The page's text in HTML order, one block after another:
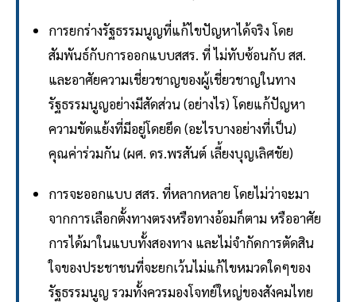
การยกร่างรัฐธรรมนูญที่แก้ไขปัญหาได้จริง โดย
สัมพันธ์กับการออกแบบสสร. ที่ ไม่ทับซ้อนกับ สส.
และอาศัยความเชี่ยวชาญของผู้เชี่ยวชาญในทาง
รัฐธรรมนูญอย่างมีสัดส่วน (อย่างไร) โดยแก้ปัญหา
ความขัดแย้งที่มีอยู่โดยยึด (อะไรบางอย่างที่เป็น)
คุณค่าร่วมกัน (ผศ. ดร.พรสันต์ เลี้ยงบุญเลิศชัย)
การจะออกแบบ สสร. ที่หลากหลาย โดยไม่ว่าจะมา
จากการเลือกตั้งทางตรงหรือทางอ้อมก็ตาม หรืออาศัย
การได้มาในแบบทั้งสองทาง และไม่จำกัดการตัดสิน
ใจของประชาชนที่จะยกเว้นไม่แก้ไขหมวดใดๆของ
รัฐธรรมนูญ รวมทั้งควรมองโจทย์ใหญ่ของสังคมไทย